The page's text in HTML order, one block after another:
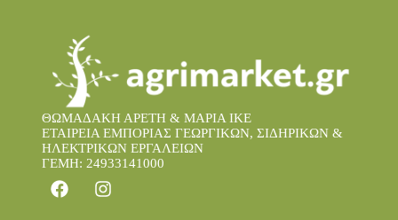
ΘΩΜΑΔΑΚΗ ΑΡΕΤΗ & ΜΑΡΙΑ IKE
ΕΤΑΙΡΕΙΑ ΕΜΠΟΡΙΑΣ ΓΕΩΡΓΙΚΩΝ, ΣΙΔΗΡΙΚΩΝ &
ΗΛΕΚΤΡΙΚΩΝ ΕΡΓΑΛΕΙΩΝ
ΓΕΜΗ: 24933141000